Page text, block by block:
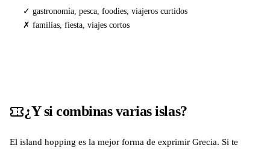
✓ gastronomía, pesca, foodies, viajeros curtidos
✗ familias, fiesta, viajes cortos
¿Y si combinas varias islas?
El island hopping es la mejor forma de exprimir Grecia. Si te